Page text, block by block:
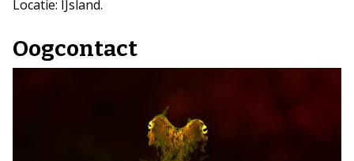
Locatie: IJsland.
Oogcontact